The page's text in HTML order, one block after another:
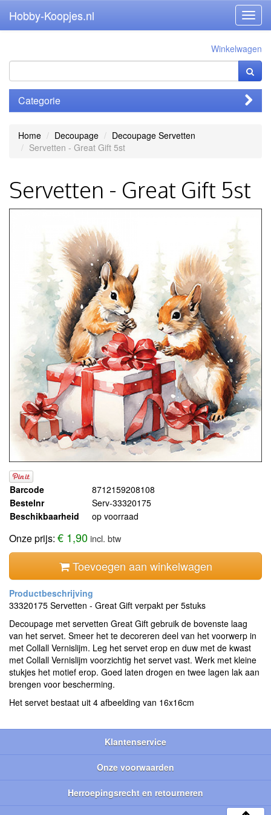
Hobby-Koopjes.nl
Winkelwagen
Categorie
Home Decoupage
Decoupage Servetten
Servetten - Great Gift 5st
Servetten - Great Gift 5st
Barcode
8712159208108
Bestelnr
Serv-33320175
Beschikbaarheid
op voorraad
Onze prijs: € 1,90incl. btw
Toevoegen aan winkelwagen
33320175 Servetten - Great Gift verpakt per 5stuks
Decoupage met servetten Great Gift gebruik de bovenste laag
van het servet. Smeer het te decoreren deel van het voorwerp in
met Collall Vernislijm. Leg het servet erop en duw met de kwast
met Collall Vernislijm voorzichtig het servet vast. Werk met kleine
stukjes het motief erop. Goed laten drogen en twee lagen lak aan
brengen voor bescherming.
Het servet bestaat uit 4 afbeelding van 16x16cm
Klantenservice
Onze voorwaarden
Herroepingsrecht en retourneren